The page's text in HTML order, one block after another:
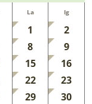
La Ig
1
2
8
9
15
16
22
23
29
30